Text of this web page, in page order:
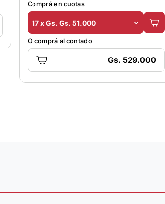
Comprá en cuotas
17 x Gs. Gs. 51.000
O comprá al contado
Gs. 529.000